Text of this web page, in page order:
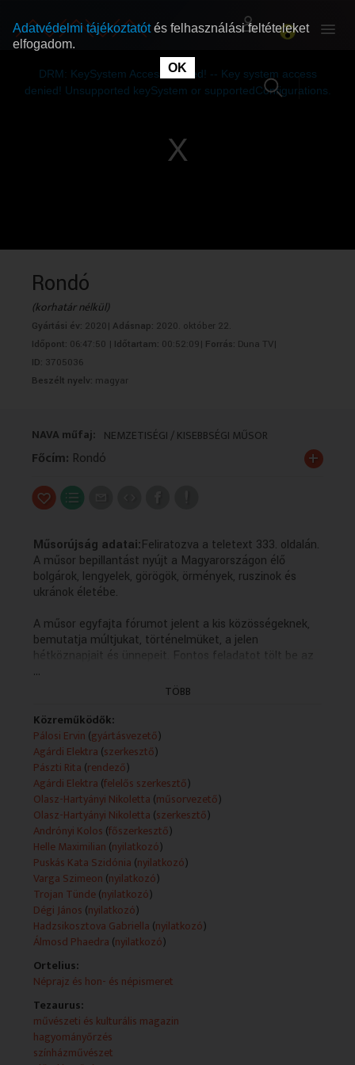
RÓLUNK
RÓLUNK
DRM: KeySystem Access Denied! -- Key system access
denied! Unsupported keySystem or supportedConfigurations.
Rondó
(korhatár nélkül)
Gyártási év: 2020| Adásnap: 2020. október 22.
Időpont: 06:47:50 | Időtartam: 00:52:09| Forrás: Duna TV|
ID: 3705036
Beszélt nyelv: magyar
NAVA műfaj: NEMZETISÉGI / KISEBBSÉGI MŰSOR
Főcím: Rondó +
Műsorújság adatai:Feliratozva a teletext 333. oldalán.
A műsor bepillantást nyújt a Magyarországon élő
bolgárok, lengyelek, görögök, örmények, ruszinok és
ukránok életébe.
A műsor egyfajta fórumot jelent a kis közösségeknek,
bemutatja múltjukat, történelmüket, a jelen
hétköznapjait és ünnepeit. Fontos feladatot tölt be az
anyanyelvi kultúra ápolásában, hiszen a forgatott
anyagok többsége az adott kisebbség nyelvén készül
Technikai leírás:
A műsorszolgáltatói információk (Műsorszolgáltatói
ismertető) forrása változó (teletext, mediaklikk.hu).
Műsorszolgáltatói ismertető:
Köszöntöm Önöket! Ez itt a Rondó hat nemzetiség,
hét nyelven beszélő műsora. Bár elsősorban az a
célunk,
hogy a nemzetiségek élete iránt keltsük fel nézőink
érdeklődését,
de ezúttal a fogyatékkal élők sorsába is szeretnénk
bepillantást nyújtani.
Ezért is választottuk mai adásunk helyszínéül a Nem
adom fel kávézót,
amely Budapest első fogyatékossággal élők által
és étterme. A többi kiderül az ajánlóból. Tartsanak
velünk.
- Jó étvágyat! - Köszönöm!
- Nagyon jó, minőségi, szuper színészek vannak,
akikkel nagyon jó előadásokat lehet csinálni.
- Maxi születése óta vak. Rajongója a görög kultúrának,
...
TÖBB
Közreműködők:
Pálosi Ervin (gyártásvezető)
Agárdi Elektra (szerkesztő)
Pászti Rita (rendező)
Agárdi Elektra (felelős szerkesztő)
Olasz-Hartyányi Nikoletta (műsorvezető)
Olasz-Hartyányi Nikoletta (szerkesztő)
Andrónyi Kolos (főszerkesztő)
Helle Maximilian (nyilatkozó)
Puskás Kata Szidónia (nyilatkozó)
Varga Szimeon (nyilatkozó)
Trojan Tünde(nyilatkozó)
Dégi János (nyilatkozó)
Hadzsikosztova Gabriella (nyilatkozó)
Álmosd Phaedra (nyilatkozó)
Ortelius:
Néprajz és hon- és népismeret
Tezaurus:
művészeti és kulturális magazin
hagyományőrzés
színházművészet
Adatvédelmi tájékoztatótés felhasználási feltételeket
elfogadom.
OK